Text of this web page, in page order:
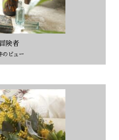
険者
のビュー